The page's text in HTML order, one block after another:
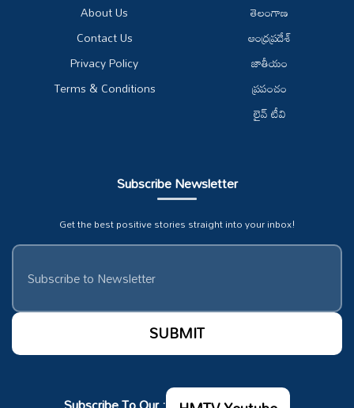
About Us
Contact Us
Privacy Policy
Terms & Conditions
తెలంగాణ
ఆంధ్రప్రదేశ్
జాతీయం
ప్రపంచం
లైవ్ టీవి
Subscribe Newsletter
Get the best positive stories straight into your inbox!